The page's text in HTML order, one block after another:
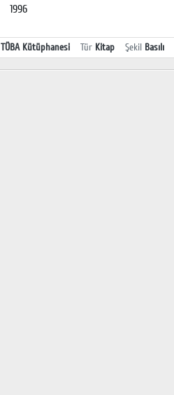
1996
TÜBA Kütüphanesi Tür Kitap Şekil Basılı